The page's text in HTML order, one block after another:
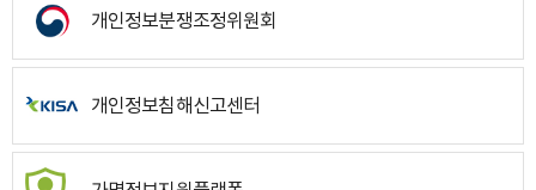
개인정보분쟁조정위원회
개인정보침해신고센터